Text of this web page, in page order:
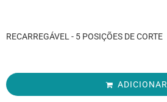
RECARREGÁVEL - 5 POSIÇÕES DE CORTE
ADICIONAR